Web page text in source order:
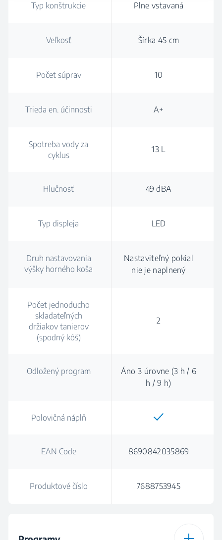
Typ konštrukcie Plne vstavaná
Veľkosť Šírka 45 cm
Počet súprav 10
Trieda en. účinnosti A+
Spotreba vody za
cyklus
13 L
Hlučnosť 49 dBA
Typ displeja LED
Druh nastavovania
výšky horného koša
Nastaviteľný pokiaľ
nie je naplnený
Počet jednoducho
skladateľných
držiakov tanierov
(spodný kôš)
2
Odložený program
Áno 3 úrovne (3 h / 6
h / 9 h)
Polovičná náplň
EAN Code 8690842035869
Produktové číslo 7688753945